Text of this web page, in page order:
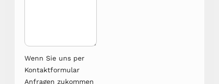
Wenn Sie uns per
Kontaktformular
Anfragen zukommen